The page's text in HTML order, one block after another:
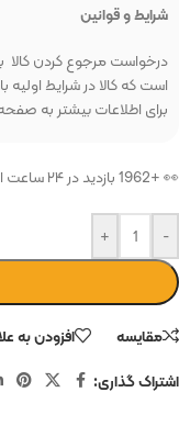
شرایط و قوانین
درخواست مرجوع کردن کالا
است که کالا در شرایط
برای اطلاعات بیشتر به
👀 +1962 بازدید در ۲۴ ساعت اخیر
-
+
مقایسه
افزودن به
اشتراک گذاری: